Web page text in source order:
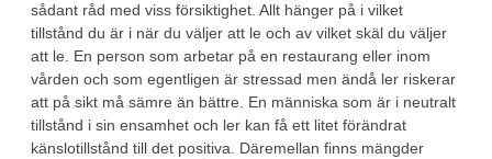
sådant råd med viss försiktighet. Allt hänger på i vilket
tillstånd du är i när du väljer att le och av vilket skäl du väljer
att le. En person som arbetar på en restaurang eller inom
vården och som egentligen är stressad men ändå ler riskerar
att på sikt må sämre än bättre. En människa som är i neutralt
tillstånd i sin ensamhet och ler kan få ett litet förändrat
känslotillstånd till det positiva. Däremellan finns mängder